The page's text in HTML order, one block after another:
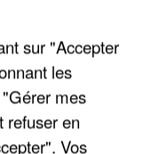
LES REFUGES
sur "Accepter
les
mes
refuser en
Vos